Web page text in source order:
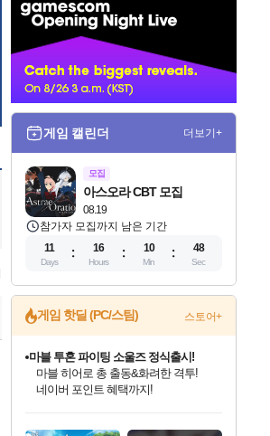
벤
게임 캘린더 더보기+
모집
08.19
아스오라 CBT 모집
참가자 모집까지 남은 기간
11
Days
16
Hours
10
Min
48
Sec
게임 핫딜 (PC/스팀) 스토어+
마블 투혼 파이팅 소울즈 정식출시!
마블 히어로 총 출동&화려한 격투!
네이버 포인트 혜택까지!